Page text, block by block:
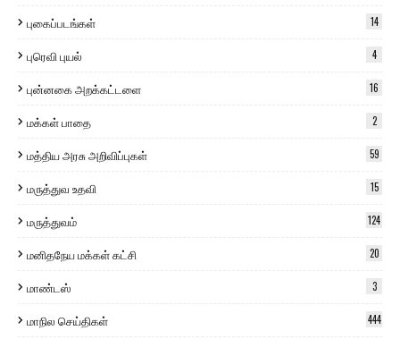
புகைப்படங்கள் 14
புரெவி புயல் 4
புன்னகை அறக்கட்டளை 16
மக்கள் பாதை 2
மத்திய அரசு அறிவிப்புகள் 59
மருத்துவ உதவி 15
மருத்துவம் 124
மனிதநேய மக்கள் கட்சி 20
மாண்டஸ் 3
மாநில செய்திகள் 444